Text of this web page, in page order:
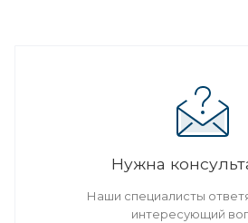
Нужна
Наши специалисты
интересующий